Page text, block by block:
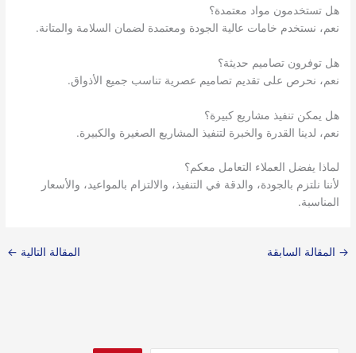
هل تستخدمون مواد معتمدة؟
نعم، نستخدم خامات عالية الجودة ومعتمدة لضمان السلامة والمتانة.
هل توفرون تصاميم حديثة؟
نعم، نحرص على تقديم تصاميم عصرية تناسب جميع الأذواق.
هل يمكن تنفيذ مشاريع كبيرة؟
نعم، لدينا القدرة والخبرة لتنفيذ المشاريع الصغيرة والكبيرة.
لماذا يفضل العملاء التعامل معكم؟
لأننا نلتزم بالجودة، والدقة في التنفيذ، والالتزام بالمواعيد، والأسعار
المناسبة.
→ المقالة السابقة المقالة التالية ←